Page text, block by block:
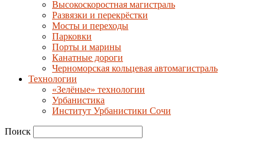
Высокоскоростная магистраль
Развязки и перекрёстки
Мосты и переходы
Парковки
Порты и марины
Канатные дороги
Черноморская кольцевая автомагистраль
Технологии
«Зелёные» технологии
Урбанистика
Институт Урбанистики Сочи
Поиск